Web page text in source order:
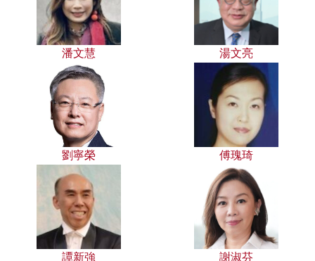
潘文慧 湯文亮
劉寧榮 傅瑰琦
譚新強 謝淑芬